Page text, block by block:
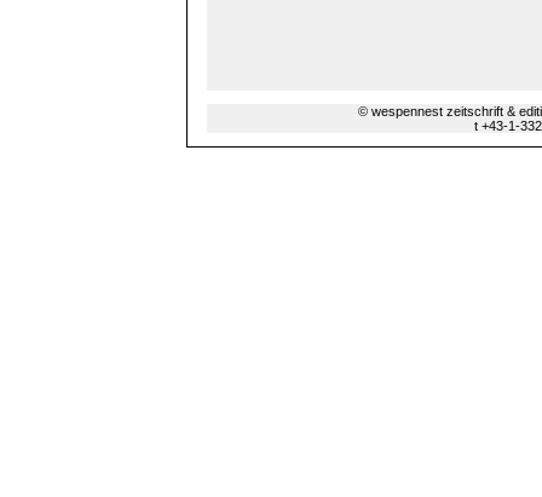
© wespennest zeitschrift &
t +43-1-